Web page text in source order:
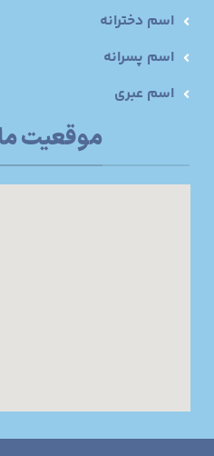
اسم دخترانه
اسم پسرانه
اسم عبری
موقعیت